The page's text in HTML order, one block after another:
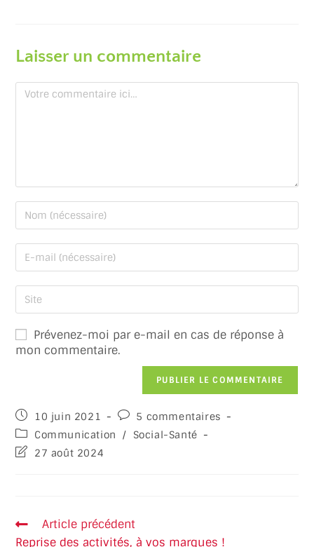
Laisser un commentaire
Prévenez-moi par e-mail en cas de réponse à
mon commentaire.
10 juin 2021
5 commentaires
Communication
/
Social-Santé
27 août 2024
Article précédent
Reprise des activités, à vos marques !